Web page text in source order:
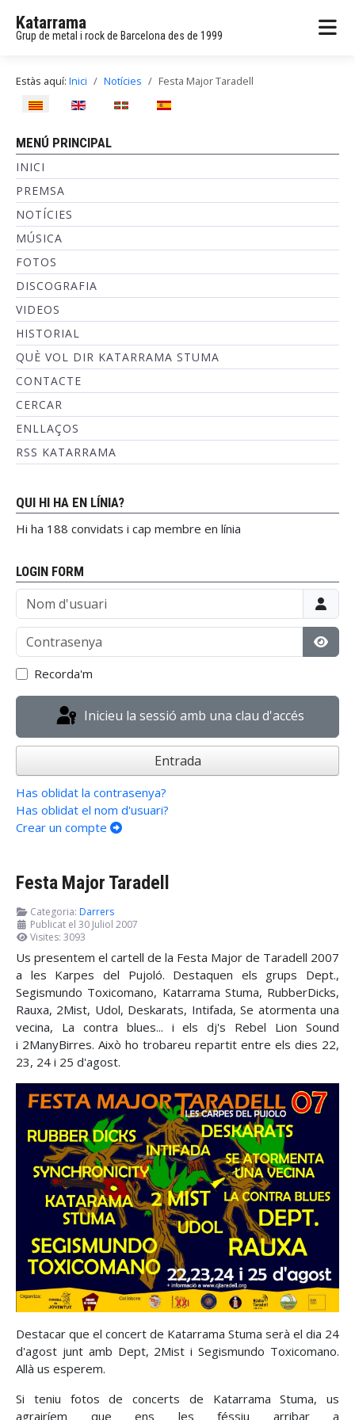
Katarrama
Grup de metal i rock de Barcelona des de 1999
Estàs aquí: Inici Notícies Festa Major Taradell
Seleccioni el seu idioma
MENÚ PRINCIPAL
INICI
PREMSA
NOTÍCIES
MÚSICA
FOTOS
DISCOGRAFIA
VIDEOS
HISTORIAL
QUÈ VOL DIR KATARRAMA STUMA
CONTACTE
CERCAR
ENLLAÇOS
RSS KATARRAMA
QUI HI HA EN LÍNIA?
Hi ha 188 convidats i cap membre en línia
LOGIN FORM
Nom d'usuari
Contrasenya
Recorda'm
Inicieu la sessió amb una clau d'accés
Entrada
Has oblidat la contrasenya?
Has oblidat el nom d'usuari?
Crear un compte
Festa Major Taradell
Categoria: Darrers
Publicat el 30 Juliol 2007
Visites: 3093
Us presentem el cartell de la Festa Major de Taradell 2007
a les Karpes del Pujoló. Destaquen els grups Dept.,
Segismundo Toxicomano, Katarrama Stuma, RubberDicks,
Rauxa, 2Mist, Udol, Deskarats, Intifada, Se atormenta una
vecina, La contra blues... i els dj's Rebel Lion Sound
i 2ManyBirres. Això ho trobareu repartit entre els dies 22,
23, 24 i 25 d'agost.
Destacar que el concert de Katarrama Stuma serà el dia 24
d'agost junt amb Dept, 2Mist i Segismundo Toxicomano.
Allà us esperem.
Si teniu fotos de concerts de Katarrama Stuma, us
agrairíem que ens les féssiu arribar a